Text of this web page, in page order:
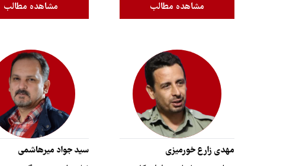
مشاهده مطالب
مشاهده مطالب
مهدی زارع خورمیزی
سید جواد میرهاشمی